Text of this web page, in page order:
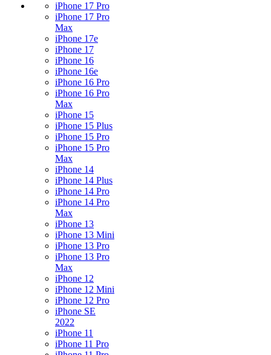
iPhone 17 Pro
iPhone 17 Pro
Max
iPhone 17e
iPhone 17
iPhone 16
iPhone 16e
iPhone 16 Pro
iPhone 16 Pro
Max
iPhone 15
iPhone 15 Plus
iPhone 15 Pro
iPhone 15 Pro
Max
iPhone 14
iPhone 14 Plus
iPhone 14 Pro
iPhone 14 Pro
Max
iPhone 13
iPhone 13 Mini
iPhone 13 Pro
iPhone 13 Pro
Max
iPhone 12
iPhone 12 Mini
iPhone 12 Pro
iPhone SE
2022
iPhone 11
iPhone 11 Pro